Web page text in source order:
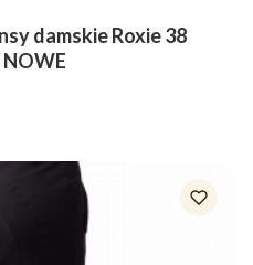
damskie Roxie 38